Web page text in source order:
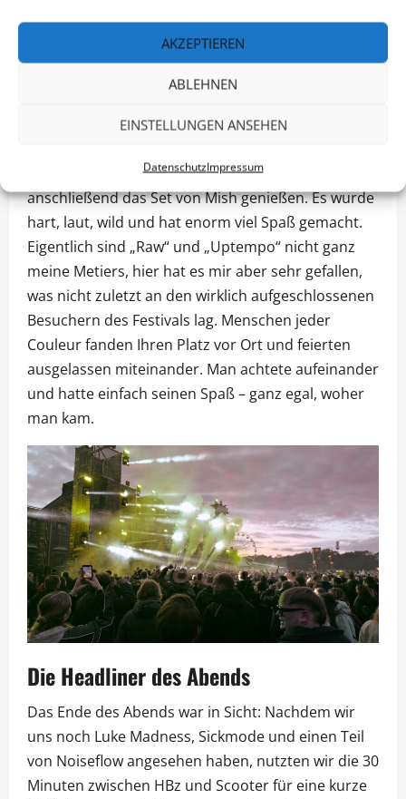
AKZEPTIEREN
ABLEHNEN
EINSTELLUNGEN ANSEHEN
DatenschutzImpressum
voller Erfolg und konnte die Menschen mitreißen
und leitete perfekte in die heiße Phase des Abends
Nachdem wir völlig fertig von Gesang und Tanz mit
Bassküche, den Rest von Brennan Heart sehen und
anschließend das Set von Mish genießen. Es wurde
hart, laut, wild und hat enorm viel Spaß gemacht.
Eigentlich sind „Raw“ und „Uptempo“ nicht ganz
meine Metiers, hier hat es mir aber sehr gefallen,
was nicht zuletzt an den wirklich aufgeschlossenen
Besuchern des Festivals lag. Menschen jeder
Couleur fanden Ihren Platz vor Ort und feierten
ausgelassen miteinander. Man achtete aufeinander
und hatte einfach seinen Spaß – ganz egal, woher
man kam.
Die Headliner des Abends
Das Ende des Abends war in Sicht: Nachdem wir
uns noch Luke Madness, Sickmode und einen Teil
von Noiseflow angesehen haben, nutzten wir die 30
Minuten zwischen HBz und Scooter für eine kurze